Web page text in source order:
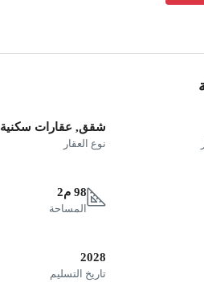
شقق, عقارات سكنية
نوع العقار
98 م2
المساحة
2028
تاريخ التسليم